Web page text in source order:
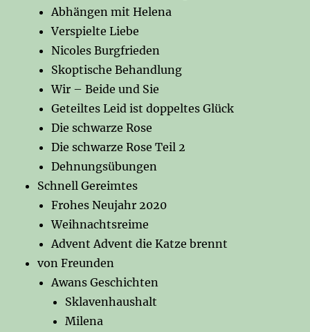
Abhängen mit Helena
Verspielte Liebe
Nicoles Burgfrieden
Skoptische Behandlung
Wir – Beide und Sie
Geteiltes Leid ist doppeltes Glück
Die schwarze Rose
Die schwarze Rose Teil 2
Dehnungsübungen
Schnell Gereimtes
Frohes Neujahr 2020
Weihnachtsreime
Advent Advent die Katze brennt
von Freunden
Awans Geschichten
Sklavenhaushalt
Milena